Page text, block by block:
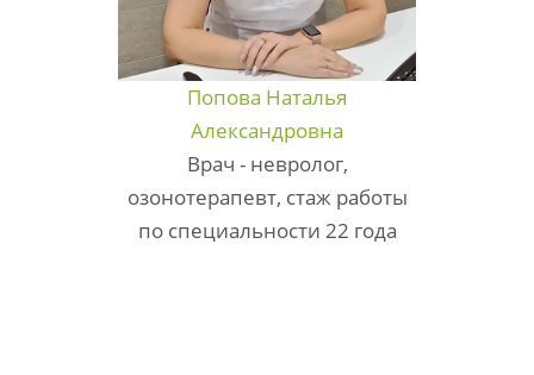
Попова Наталья
Александровна
Врач - невролог,
озонотерапевт, стаж работы
по специальности 22 года